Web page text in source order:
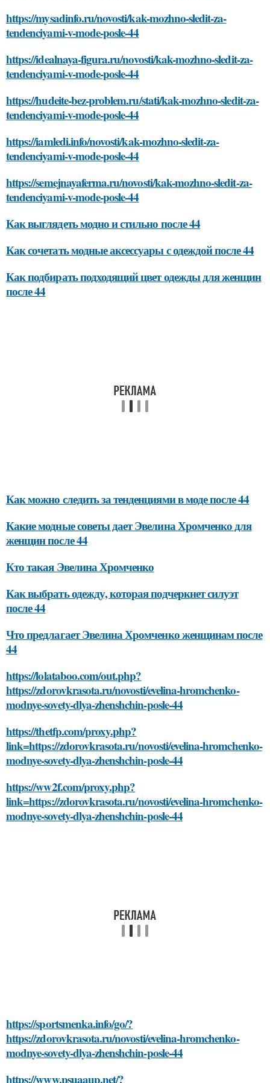
https://mysadinfo.ru/novosti/kak-mozhno-sledit-za-
tendenciyami-v-mode-posle-44
https://idealnaya-figura.ru/novosti/kak-mozhno-sledit-za-
tendenciyami-v-mode-posle-44
https://hudeite-bez-problem.ru/stati/kak-mozhno-sledit-za-
tendenciyami-v-mode-posle-44
https://iamledi.info/novosti/kak-mozhno-sledit-za-
tendenciyami-v-mode-posle-44
https://semejnayaferma.ru/novosti/kak-mozhno-sledit-za-
tendenciyami-v-mode-posle-44
Как выглядеть модно и стильно после 44
Как сочетать модные аксессуары с одеждой после 44
Как подбирать подходящий цвет одежды для женщин
после 44
Как можно следить за тенденциями в моде после 44
Какие модные советы дает Эвелина Хромченко для
женщин после 44
Кто такая Эвелина Хромченко
Как выбрать одежду, которая подчеркнет силуэт
после 44
Что предлагает Эвелина Хромченко женщинам после
44
https://lolataboo.com/out.php?
https://zdorovkrasota.ru/novosti/evelina-hromchenko-
modnye-sovety-dlya-zhenshchin-posle-44
https://thetfp.com/proxy.php?
link=https://zdorovkrasota.ru/novosti/evelina-hromchenko-
modnye-sovety-dlya-zhenshchin-posle-44
https://ww2f.com/proxy.php?
link=https://zdorovkrasota.ru/novosti/evelina-hromchenko-
modnye-sovety-dlya-zhenshchin-posle-44
https://sportsmenka.info/go/?
https://zdorovkrasota.ru/novosti/evelina-hromchenko-
modnye-sovety-dlya-zhenshchin-posle-44
https://www.psuaaup.net/?